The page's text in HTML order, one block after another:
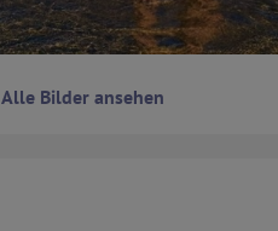
Alle Bilder ansehen